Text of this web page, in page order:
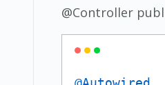
@Controller